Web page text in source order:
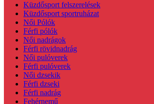
Küzdősport felszerelések
Küzdősport sportruházat
Női Pólók
Férfi pólók
Női nadrágok
Férfi rövidnadrág
Női pulóverek
Férfi pulóverek
Női dzsekik
Férfi dzseki
Férfi nadrág
Fehérnemű